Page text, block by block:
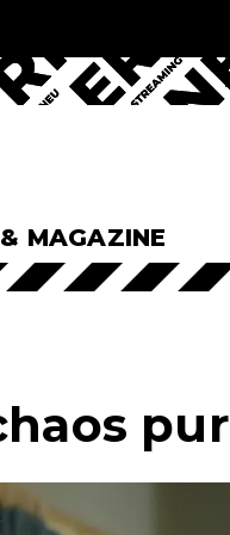
MAGAZINE
pur